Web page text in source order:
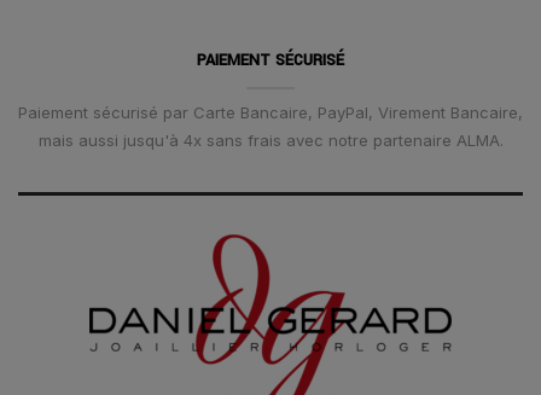
PAIEMENT SÉCURISÉ
Paiement sécurisé par Carte Bancaire, PayPal, Virement Bancaire,
mais aussi jusqu'à 4x sans frais avec notre partenaire ALMA.